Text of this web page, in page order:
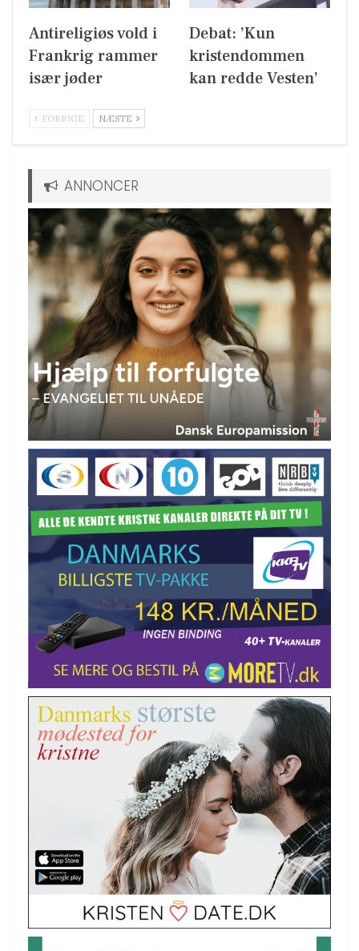
Antireligiøs vold i
Frankrig rammer
især jøder
Debat: ’Kun
kristendommen
kan redde Vesten’
FORRIGE NÆSTE
ANNONCER